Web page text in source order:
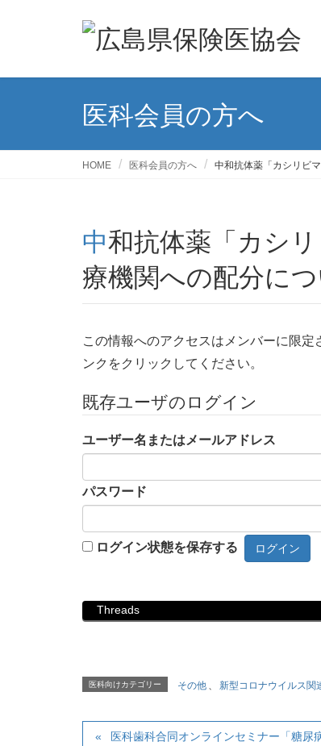
医科会員の方へ
HOME 医科会員の方へ 中和抗体薬「カシリビ
中和抗体薬「カシリビマブ及びイムデビマブ」の医
療機関への配分につ
この情報へのアクセスはメンバーに限
ンクをクリックしてください。
既存ユーザのログイン
ユーザー名またはメールアドレス
パスワード
ログイン状態を保存する
Threads
医科向けカテゴリー その他 、 新型コロナウイルス関
医科歯科合同オンラインセミナー「糖